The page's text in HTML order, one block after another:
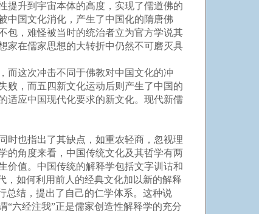
提升到宇宙本体的高度，实现了儒道佛的
国文化消化，产生了中国化的隋唐佛
包，难怪被当时的统治者立为官方学说其
家在儒家思想的大转折中仍然不可磨灭具
这次冲击不同于佛教对中国文化的冲
败，而五四新文化运动后则产生了中国的
适应中国现代化要求的新文化。现代新儒
也指出了其缺点，如重农轻商，忽视理
的角度来看，中国传统文化及其哲学有两
价值。中国传统的解释学包括文字训诂和
，如何利用前人的经典文化加以新的解释
总结，提出了自己的仁学体系。这种说
“六经注我”正是儒家创造性解释学的充分